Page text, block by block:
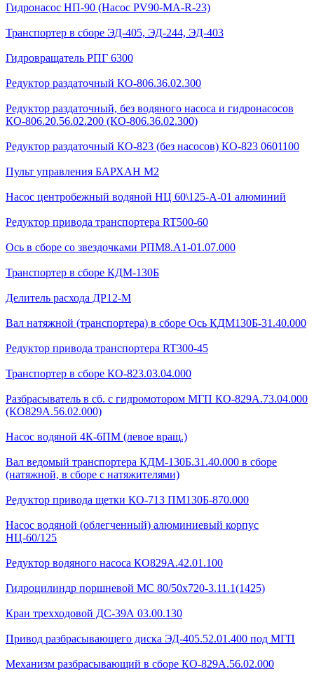
Гидронасос НП-90 (Насос PV90-MA-R-23)
Транспортер в сборе ЭД-405, ЭД-244, ЭД-403
Гидровращатель РПГ 6300
Редуктор раздаточный КО-806.36.02.300
Редуктор раздаточный, без водяного насоса и гидронасосов
КО-806.20.56.02.200 (КО-806.36.02.300)
Редуктор раздаточный КО-823 (без насосов) КО-823 0601100
Пульт управления БАРХАН М2
Насос центробежный водяной НЦ 60\125-А-01 алюминий
Редуктор привода транспортера RT500-60
Ось в сборе со звездочками РПМ8.А1-01.07.000
Транспортер в сборе КДМ-130Б
Делитель расхода ДР12-М
Вал натяжной (транспортера) в сборе Ось КДМ130Б-31.40.000
Редуктор привода транспортера RT300-45
Транспортер в сборе КО-823.03.04.000
Разбрасыватель в сб. с гидромотором МГП КО-829А.73.04.000
(КО829А.56.02.000)
Насос водяной 4К-6ПМ (левое вращ.)
Вал ведомый транспортера КДМ-130Б.31.40.000 в сборе
(натяжной, в сборе с натяжителями)
Редуктор привода щетки КО-713 ПМ130Б-870.000
Насос водяной (облегченный) алюминиевый корпус
НЦ-60/125
Редуктор водяного насоса КО829А.42.01.100
Гидроцилиндр поршневой МС 80/50х720-3.11.1(1425)
Кран трехходовой ДС-39А 03.00.130
Привод разбрасывающего диска ЭД-405.52.01.400 под МГП
Механизм разбрасывающий в сборе КО-829А.56.02.000